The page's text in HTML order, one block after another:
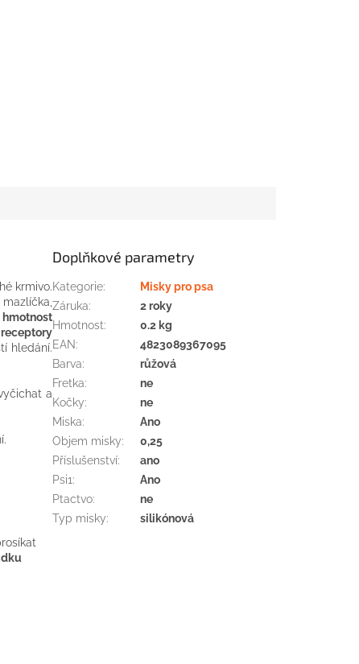
krmivo.
hledání.
a
Doplňkové parametry
Kategorie:
Misky pro psa
Záruka:
2 roky
Hmotnost:
0.2 kg
EAN:
4823089367095
Barva:
růžová
Fretka:
ne
Kočky:
ne
Miska:
Ano
Objem misky:
0,25
Příslušenství:
ano
Psi1:
Ano
Ptactvo:
ne
Typ misky: silikónová